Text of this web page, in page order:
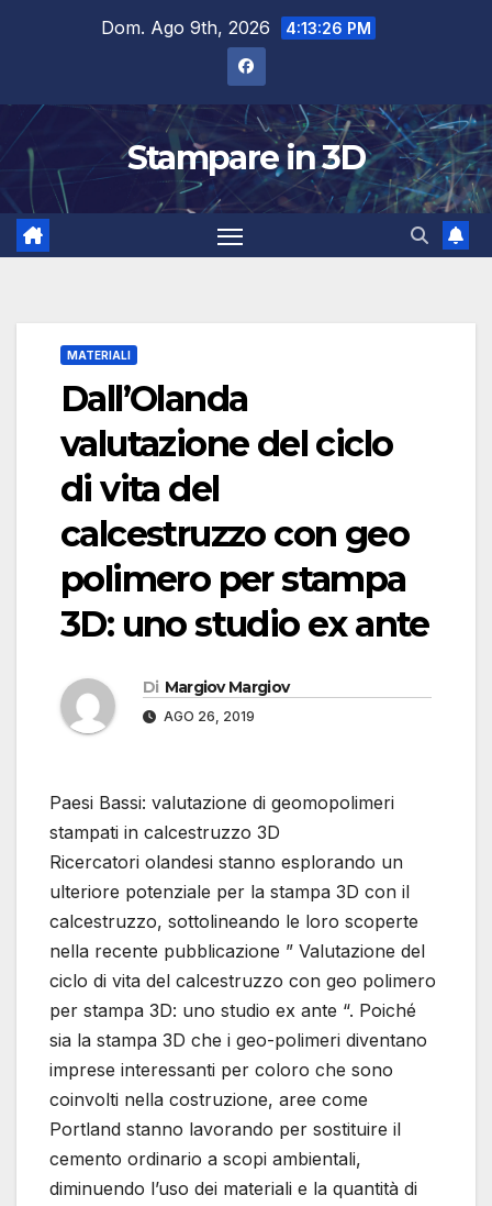
Dom. Ago 9th, 2026 4:13:27 PM
Stampare in 3D
MATERIALI
Dall’Olanda
valutazione del ciclo
di vita del
calcestruzzo con geo
polimero per stampa
3D: uno studio ex ante
Di Margiov Margiov
AGO 26, 2019
Paesi Bassi: valutazione di geomopolimeri
stampati in calcestruzzo 3D
Ricercatori olandesi stanno esplorando un
ulteriore potenziale per la stampa 3D con il
calcestruzzo, sottolineando le loro scoperte
nella recente pubblicazione ” Valutazione del
ciclo di vita del calcestruzzo con geo polimero
per stampa 3D: uno studio ex ante “. Poiché
sia ​​la stampa 3D che i geo-polimeri diventano
imprese interessanti per coloro che sono
coinvolti nella costruzione, aree come
Portland stanno lavorando per sostituire il
cemento ordinario a scopi ambientali,
diminuendo l’uso dei materiali e la quantità di